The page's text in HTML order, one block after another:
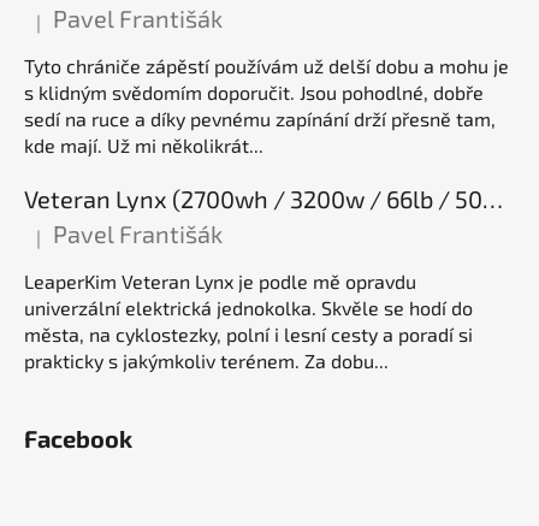
Hodnocení produktu je 5 z 5 hvězdiček.
| Pavel Františák
Tyto chrániče zápěstí používám už delší dobu a mohu je
s klidným svědomím doporučit. Jsou pohodlné, dobře
sedí na ruce a díky pevnému zapínání drží přesně tam,
kde mají. Už mi několikrát...
Veteran Lynx (2700wh / 3200w / 66lb / 50E), elektrická jednokolka
Hodnocení produktu je 5 z 5 hvězdiček.
| Pavel Františák
LeaperKim Veteran Lynx je podle mě opravdu
univerzální elektrická jednokolka. Skvěle se hodí do
města, na cyklostezky, polní i lesní cesty a poradí si
prakticky s jakýmkoliv terénem. Za dobu...
Facebook